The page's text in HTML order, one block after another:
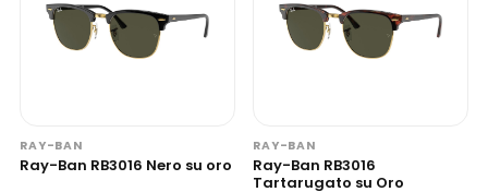
RAY-BAN
Ray-Ban RB3016 Nero su oro
RAY-BAN
Ray-Ban RB3016
Tartarugato su Oro